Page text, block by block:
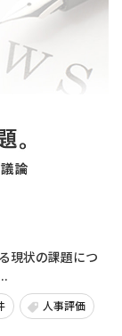
現状の課題につ
人事評価